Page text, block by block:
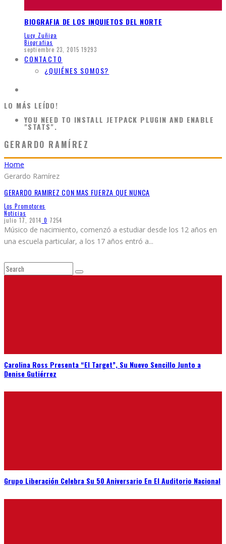
BIOGRAFIA DE LOS INQUIETOS DEL NORTE
Lucy Zuñiga
Biografias
septiembre 23, 2015 19293
CONTACTO
¿QUIÉNES SOMOS?
LO MÁS LEÍDO!
YOU NEED TO INSTALL JETPACK PLUGIN AND ENABLE
"STATS".
GERARDO RAMÍREZ
Home
Gerardo Ramírez
GERARDO RAMIREZ CON MAS FUERZA QUE NUNCA
Los Promotores
Noticias
julio 17, 2014 0 7254
Músico de nacimiento, comenzó a estudiar desde los 12 años en
una escuela particular, a los 17 años entró a...
Carolina Ross Presenta “El Target”, Su Nuevo Sencillo Junto a
Denise Gutiérrez
Grupo Liberación Celebra Su 50 Aniversario En El Auditorio Nacional